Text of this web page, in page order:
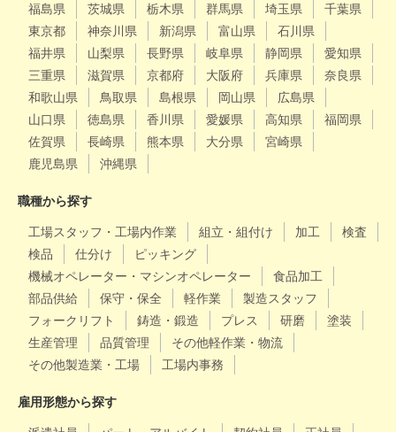
福島県
茨城県 栃木県 群馬県 埼玉県
千葉県
東京都
神奈川県 新潟県 富山県
石川県
福井県
山梨県 長野県 岐阜県 静岡県
愛知県
三重県
滋賀県 京都府 大阪府 兵庫県
奈良県
和歌山県
鳥取県 島根県 岡山県
広島県
山口県
徳島県 香川県 愛媛県 高知県
福岡県
佐賀県
長崎県 熊本県 大分県
宮崎県
鹿児島県
沖縄県
職種から探す
工場スタッフ・工場内作業 組立・組付け 加工
検査
検品
仕分け
ピッキング
機械オペレーター・マシンオペレーター
食品加工
部品供給
保守・保全 軽作業
製造スタッフ
フォークリフト
鋳造・鍛造 プレス 研磨
塗装
生産管理
品質管理
その他軽作業・物流
その他製造業・工場
工場内事務
雇用形態から探す